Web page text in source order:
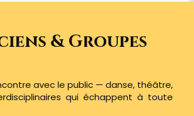
& Groupes
avec le public — danse, théâtre,
qui échappent à toute